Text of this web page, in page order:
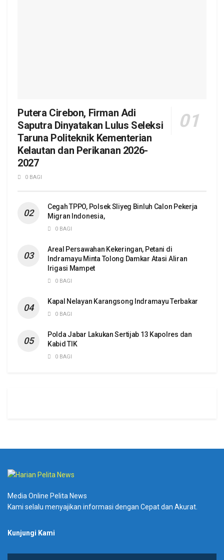
Putera Cirebon, Firman Adi
Saputra Dinyatakan Lulus Seleksi
Taruna Politeknik Kementerian
Kelautan dan Perikanan 2026-
2027
0 BAGI
Cegah TPPO, Polsek Sliyeg Binluh Calon Pekerja
Migran Indonesia,
0 BAGI
Areal Persawahan Kekeringan, Petani di
Indramayu Minta Tolong Damkar Atasi Aliran
Irigasi Mampet
0 BAGI
Kapal Nelayan Karangsong Indramayu Terbakar
0 BAGI
Polda Jabar Lakukan Sertijab 13 Kapolres dan
Kabid TIK
0 BAGI
Media Online Pelita News
Kami selalu menyajikan informasi dengan Cepat dan Akurat.
Kunjungi Kami